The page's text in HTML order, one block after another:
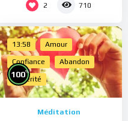
2 710
13:58 Amour
Confiance Abandon
Sincérité
100%
Méditation